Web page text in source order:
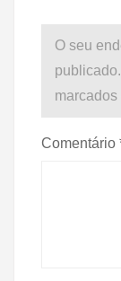
O seu
publicado.
marcados
Comentário